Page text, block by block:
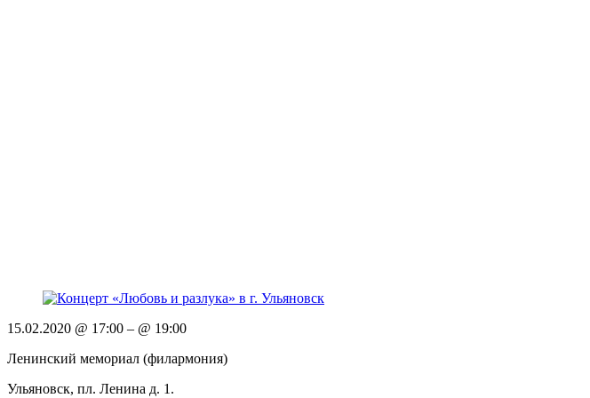
15.02.2020 @ 17:00 – @ 19:00
Ленинский мемориал (филармония)
Ульяновск, пл. Ленина д. 1.